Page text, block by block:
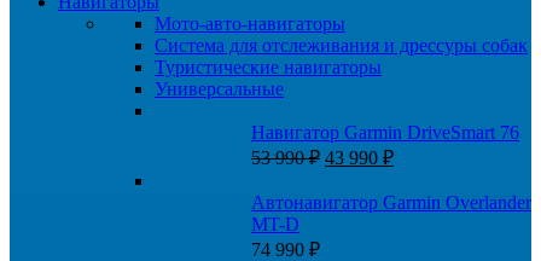
Мото-авто-навигаторы
Система для отслеживания и дрессуры собак
Туристические навигаторы
Универсальные
Навигатор Garmin DriveSmart 76
53 990₽ Первоначальная
составляла
53
43 990 ₽Текущая
43
Автонавигатор Garmin Overlander
MT-D
74 990 ₽